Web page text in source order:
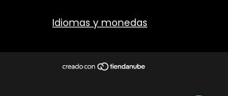
Idiomas y monedas